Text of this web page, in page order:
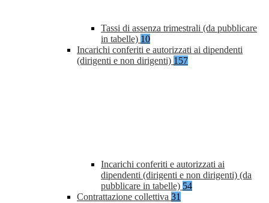
Tassi di assenza trimestrali (da pubblicare
in tabelle) 10
Incarichi conferiti e autorizzati ai dipendenti
(dirigenti e non dirigenti) 157
Incarichi conferiti e autorizzati ai
dipendenti (dirigenti e non dirigenti) (da
pubblicare in tabelle) 54
Contrattazione collettiva 31